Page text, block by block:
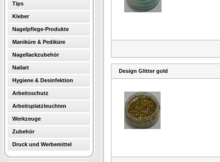
Tips
Kleber
Nagelpflege-Produkte
Maniküre & Pediküre
Nagellackzubehör
Nailart
Hygiene & Desinfektion
Arbeitsschutz
Arbeitsplatzleuchten
Werkzeuge
Zubehör
Druck und Werbemittel
Design Glitter gold